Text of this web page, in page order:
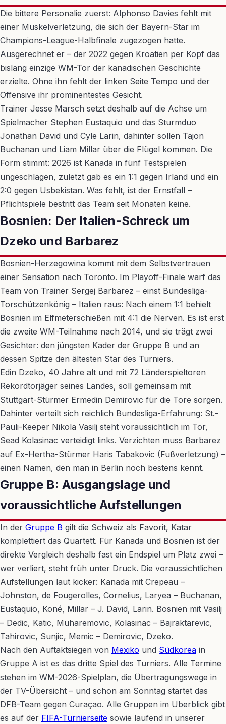
Die bittere Personalie zuerst: Alphonso Davies fehlt mit
einer Muskelverletzung, die sich der Bayern-Star im
Champions-League-Halbfinale zugezogen hatte.
Ausgerechnet er – der 2022 gegen Kroatien per Kopf das
bislang einzige WM-Tor der kanadischen Geschichte
erzielte. Ohne ihn fehlt der linken Seite Tempo und der
Offensive ihr prominentestes Gesicht.
Trainer Jesse Marsch setzt deshalb auf die Achse um
Spielmacher Stephen Eustaquio und das Sturmduo
Jonathan David und Cyle Larin, dahinter sollen Tajon
Buchanan und Liam Millar über die Flügel kommen. Die
Form stimmt: 2026 ist Kanada in fünf Testspielen
ungeschlagen, zuletzt gab es ein 1:1 gegen Irland und ein
2:0 gegen Usbekistan. Was fehlt, ist der Ernstfall –
Pflichtspiele bestritt das Team seit Monaten keine.
Bosnien: Der Italien-Schreck um
Dzeko und Barbarez
Bosnien-Herzegowina kommt mit dem Selbstvertrauen
einer Sensation nach Toronto. Im Playoff-Finale warf das
Team von Trainer Sergej Barbarez – einst Bundesliga-
Torschützenkönig – Italien raus: Nach einem 1:1 behielt
Bosnien im Elfmeterschießen mit 4:1 die Nerven. Es ist erst
die zweite WM-Teilnahme nach 2014, und sie trägt zwei
Gesichter: den jüngsten Kader der Gruppe B und an
dessen Spitze den ältesten Star des Turniers.
Edin Dzeko, 40 Jahre alt und mit 72 Länderspieltoren
Rekordtorjäger seines Landes, soll gemeinsam mit
Stuttgart-Stürmer Ermedin Demirovic für die Tore sorgen.
Dahinter verteilt sich reichlich Bundesliga-Erfahrung: St.-
Pauli-Keeper Nikola Vasilj steht voraussichtlich im Tor,
Sead Kolasinac verteidigt links. Verzichten muss Barbarez
auf Ex-Hertha-Stürmer Haris Tabakovic (Fußverletzung) –
einen Namen, den man in Berlin noch bestens kennt.
Gruppe B: Ausgangslage und
voraussichtliche Aufstellungen
In der Gruppe B gilt die Schweiz als Favorit, Katar
komplettiert das Quartett. Für Kanada und Bosnien ist der
direkte Vergleich deshalb fast ein Endspiel um Platz zwei –
wer verliert, steht früh unter Druck. Die voraussichtlichen
Aufstellungen laut kicker: Kanada mit Crepeau –
Johnston, de Fougerolles, Cornelius, Laryea – Buchanan,
Eustaquio, Koné, Millar – J. David, Larin. Bosnien mit Vasilj
– Dedic, Katic, Muharemovic, Kolasinac – Bajraktarevic,
Tahirovic, Sunjic, Memic – Demirovic, Dzeko.
Nach den Auftaktsiegen von Mexiko und Südkorea in
Gruppe A ist es das dritte Spiel des Turniers. Alle Termine
stehen im WM-2026-Spielplan, die Übertragungswege in
der TV-Übersicht – und schon am Sonntag startet das
DFB-Team gegen Curaçao. Alle Gruppen im Überblick gibt
es auf der FIFA-Turnierseite sowie laufend in unserer